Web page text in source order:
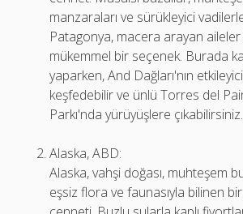
manzaraları ve sürükleyici
Patagonya, macera arayan aileler
mükemmel bir seçenek. Burada
yaparken, And Dağları'nın
keşfedebilir ve ünlü Torres del
Parkı'nda yürüyüşlere çıkabilirsiniz.
Alaska, ABD:
Alaska, vahşi doğası, muhteşem
eşsiz flora ve faunasıyla bilinen